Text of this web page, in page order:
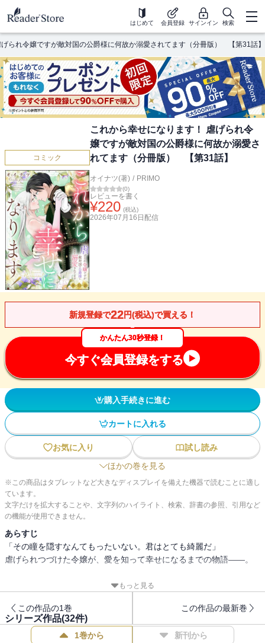
はじめて 会員登録 サインイン 検索
られ令嬢ですが敵対国の公爵様に何故か溺愛されてます（分冊版） 【第31話】
コミック
これから幸せになります！ 虐げられ令
嬢ですが敵対国の公爵様に何故か溺愛さ
れてます（分冊版） 【第31話】
オイナツ(著) / PRIMO
(0)
レビューを書く
¥220 (税込)
2026年07月16日 配信
新規登録で22円(税込)で買える！
かんたん30秒登録！
今すぐ会員登録をする
購入手続きに進む
カートに入れる
お気に入り
試し読み
ほかの巻を見る
※この商品はタブレットなど大きなディスプレイを備えた機器で読むことに適し
ています。
文字だけを拡大することや、文字列のハイライト、検索、辞書の参照、引用など
の機能が使用できません。
あらすじ
「その瞳を隠すなんてもったいない。君はとても綺麗だ」
虐げられつづけた令嬢が、愛を知って幸せになるまでの物語――。
“ある能力”と瞳の色のせいで家族から「魔女」と蔑まされ、牢の中で
戦地での道具として売られ、売られた先でも忌み嫌われる日々に
「悲しい」と思う気持ちさえも失っていた。
終戦後、自分の命がどうなるのかもわからない中で、敵対国の公
もっと見る
この作品の1巻 この作品の最新巻
シリーズ作品(32件)
1巻から 新刊から